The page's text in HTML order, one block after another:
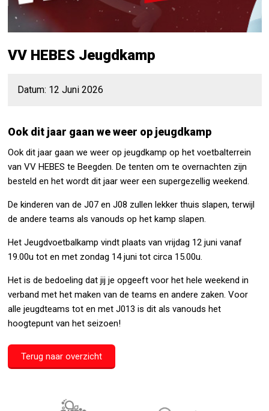
VV HEBES Jeugdkamp
Datum: 12 Juni 2026
Ook dit jaar gaan we weer op jeugdkamp
Ook dit jaar gaan we weer op jeugdkamp op het voetbalterrein
van VV HEBES te Beegden. De tenten om te overnachten zijn
besteld en het wordt dit jaar weer een supergezellig weekend.
De kinderen van de J07 en J08 zullen lekker thuis slapen, terwijl
de andere teams als vanouds op het kamp slapen.
Het Jeugdvoetbalkamp vindt plaats van vrijdag 12 juni vanaf
19.00u tot en met zondag 14 juni tot circa 15.00u.
Het is de bedoeling dat jij je opgeeft voor het hele weekend in
verband met het maken van de teams en andere zaken. Voor
alle jeugdteams tot en met J013 is dit als vanouds het
hoogtepunt van het seizoen!
Terug naar overzicht